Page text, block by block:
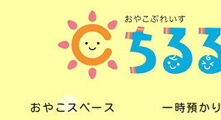
おやこスペース 一時預かり